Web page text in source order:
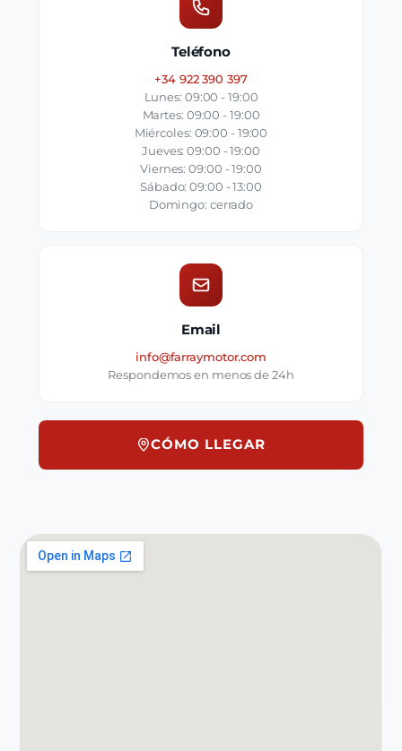
Teléfono
+34 922 390 397
Lunes: 09:00 - 19:00
Martes: 09:00 - 19:00
Miércoles: 09:00 - 19:00
Jueves: 09:00 - 19:00
Viernes: 09:00 - 19:00
Sábado: 09:00 - 13:00
Domingo: cerrado
Email
info@farraymotor.com
Respondemos en menos de 24h
CÓMO LLEGAR